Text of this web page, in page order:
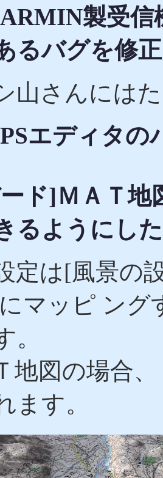
製受
るバグを修
山さんには
エディタの
ド]ＭＡＴ地
るようにし
定は[風景の
マッピ ン
。
図の場合、
ます。